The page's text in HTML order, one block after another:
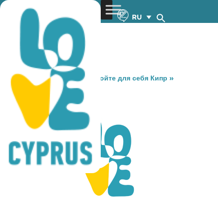
RU
You are here: Home »Откройте для себя Кипр »
Gastronomy
» KATOI
KATOI